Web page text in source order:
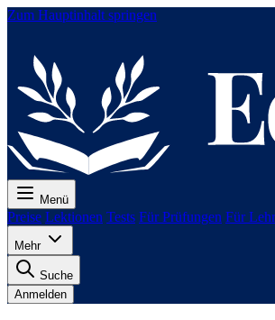
Zum Hauptinhalt springen
Menü
Preise Lektionen Tests Für Prüfungen Für
Mehr
Suche
Anmelden